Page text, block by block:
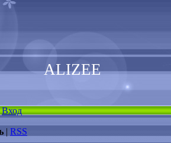
ALIZEE
Вход
| RSS